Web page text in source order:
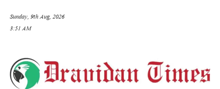
Sunday, 9th Aug, 2026
3:51 AM